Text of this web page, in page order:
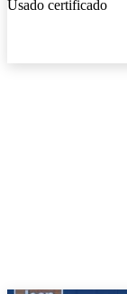
Usado certificado